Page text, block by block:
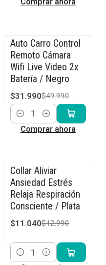
-36% OFF
Auto Carro Control
Remoto Cámara
Wifi Live Video 2x
Batería / Negro
$31.990$49.990
Cantidad
Comprar ahora
-15% OFF
Collar Aliviar
Ansiedad Estrés
Relaja Respiración
Consciente / Plata
$11.040$12.990
Cantidad